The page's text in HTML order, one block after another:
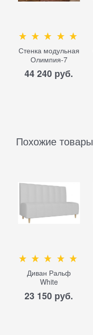
Стенка модульная
Олимпия-7
44 240 руб.
Похожие товары
Диван Ральф
White
23 150 руб.